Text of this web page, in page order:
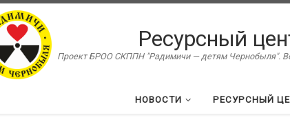
Ресурсный
Проект БРОО СКППН "Радимичи — детям Чернобыля".
НОВОСТИ РЕСУРСНЫЙ